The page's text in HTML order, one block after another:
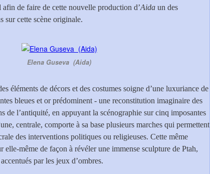
de faire de cette nouvelle production d’Aida un des
sur cette scène originale.
Elena Guseva (Aida)
éléments de décors et des costumes soigne d’une luxuriance de
bleues et or prédominent - une reconstitution imaginaire des
de l’antiquité, en appuyant la scénographie sur cinq imposantes
centrale, comporte à sa base plusieurs marches qui permettent
des interventions politiques ou religieuses. Cette même
elle-même de façon à révéler une immense sculpture de Ptah,
par les jeux d’ombres.